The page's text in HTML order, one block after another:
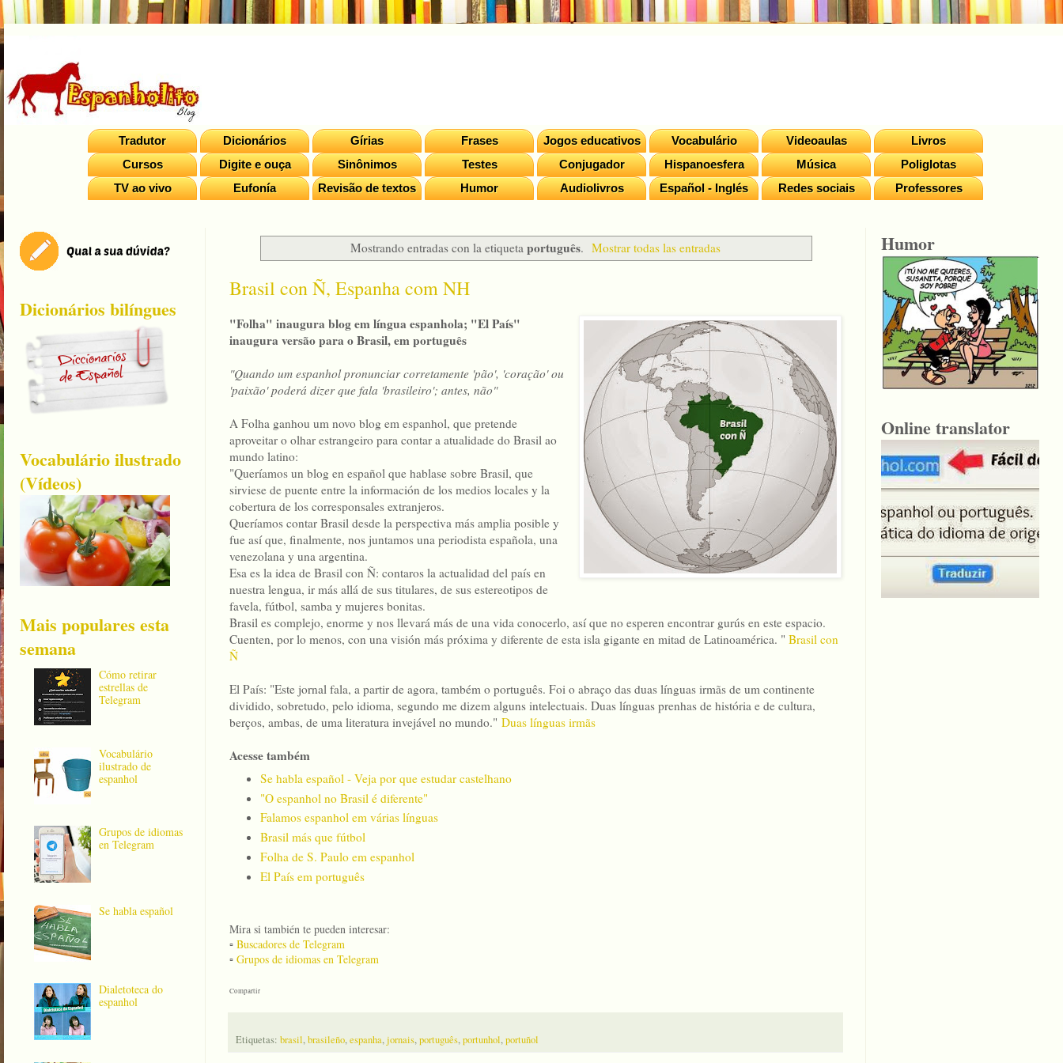
Tradutor Dicionários Gírias Frases Jogos educativos Vocabulário Videoaulas
Livros
Cursos
Digite e ouça Sinônimos Testes Conjugador Hispanoesfera Música
Poliglotas
TV ao vivo
Eufonía Revisão de textos Humor Audiolivros Español - Inglés Redes sociais Professores
Mostrando entradas con la etiqueta português. Mostrar todas las entradas
Brasil con Ñ, Espanha com NH
"Folha" inaugura blog em língua espanhola; "El País"
inaugura versão para o Brasil, em português
"Quando um espanhol pronunciar corretamente 'pão', 'coração' ou
'paixão' poderá dizer que fala 'brasileiro'; antes, não"
A Folha ganhou um novo blog em espanhol, que pretende
aproveitar o olhar estrangeiro para contar a atualidade do Brasil ao
mundo latino:
"Queríamos un blog en español que hablase sobre Brasil, que
sirviese de puente entre la información de los medios locales y la
cobertura de los corresponsales extranjeros.
Queríamos contar Brasil desde la perspectiva más amplia posible y
fue así que, finalmente, nos juntamos una periodista española, una
venezolana y una argentina.
Esa es la idea de Brasil con Ñ: contaros la actualidad del país en
nuestra lengua, ir más allá de sus titulares, de sus estereotipos de
favela, fútbol, samba y mujeres bonitas.
Brasil es complejo, enorme y nos llevará más de una vida conocerlo, así que no esperen encontrar gurús en este espacio.
Cuenten, por lo menos, con una visión más próxima y diferente de esta isla gigante en mitad de Latinoamérica. " Brasil con
Ñ
El País: "Este jornal fala, a partir de agora, também o português. Foi o abraço das duas línguas irmãs de um continente
dividido, sobretudo, pelo idioma, segundo me dizem alguns intelectuais. Duas línguas prenhas de história e de cultura,
berços, ambas, de uma literatura invejável no mundo." Duas línguas irmãs
Acesse também
Se habla español - Veja por que estudar castelhano
"O espanhol no Brasil é diferente"
Falamos espanhol em várias línguas
Brasil más que fútbol
Folha de S. Paulo em espanhol
El País em português
Mira si también te pueden interesar:
▫️ Buscadores de Telegram
▫️ Grupos de idiomas en Telegram
Compartir
Etiquetas: brasil,brasileño,espanha,jornais,português,portunhol,portuñol
Dicionários bilíngues
Vocabulário ilustrado
(Vídeos)
Mais populares esta
semana
Cómo retirar
estrellas de
Telegram
Vocabulário
ilustrado de
espanhol
Grupos de idiomas
en Telegram
Se habla español
Dialetoteca do
espanhol
Humor
Online translator